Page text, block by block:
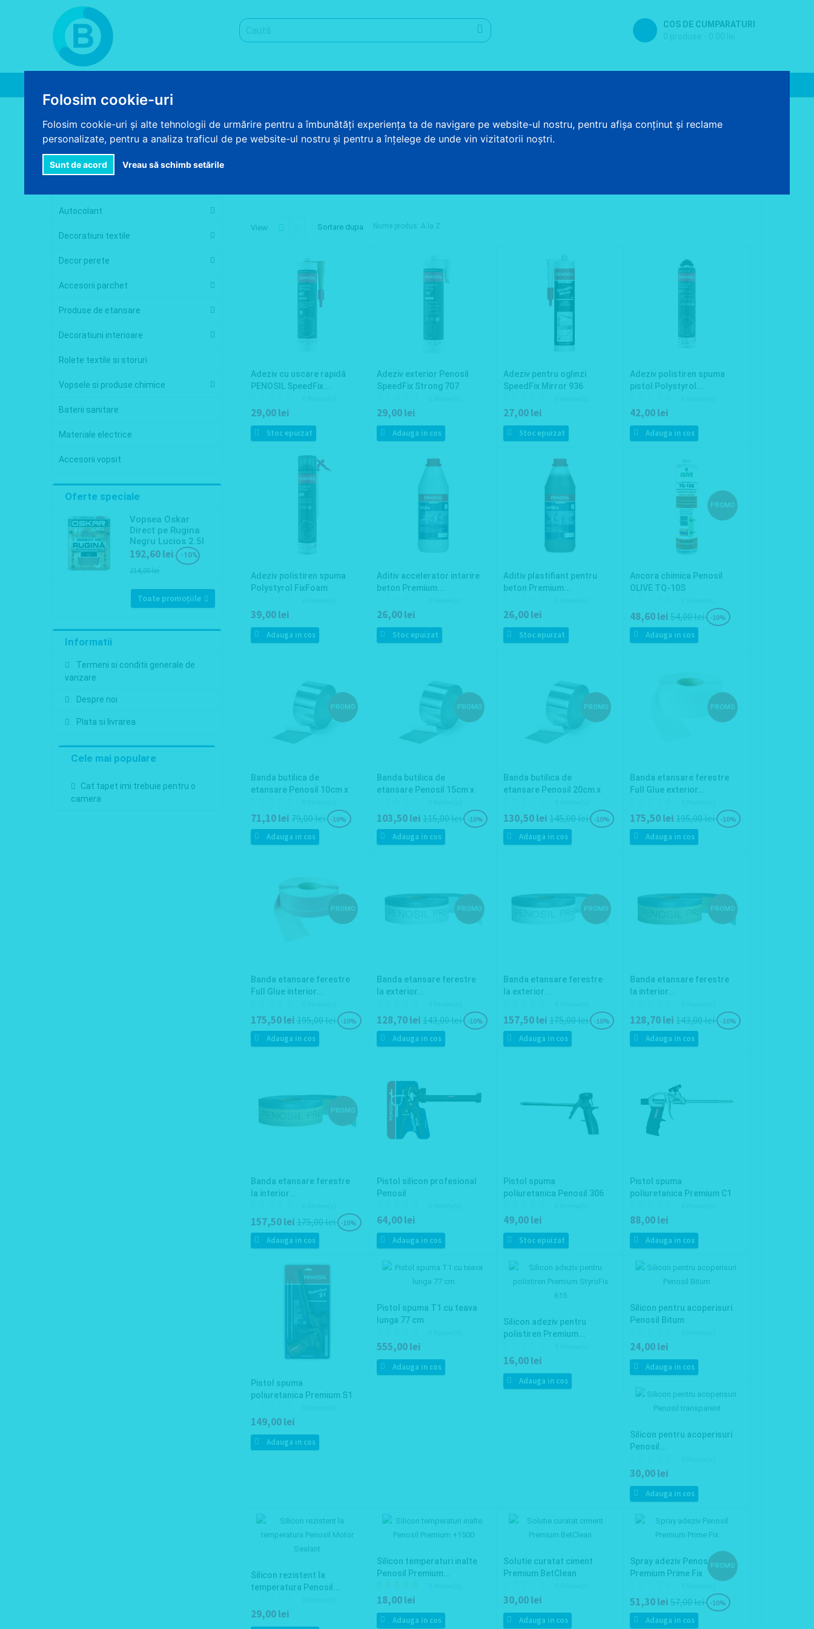
Folosim cookie-uri
Folosim cookie-uri și alte tehnologii de urmărire pentru a îmbunătăți experiența ta de navigare pe website-ul nostru, pentru afișa conținut și reclame
personalizate, pentru a analiza traficul de pe website-ul nostru și pentru a înțelege de unde vin vizitatorii noștri.
Sunt de acord Vreau să schimb setările
COS DE CUMPARATURI
Categorii
Tapet
Autocolant
Decoratiuni textile
Decor perete
Accesorii parchet
Produse de etansare
Decoratiuni interioare
Rolete textile si storuri
Vopsele si produse chimice
Baterii sanitare
Materiale electrice
Accesorii vopsit
Oferte speciale
Vopsea Oskar
Direct pe Rugina
Negru Lucios 2.5l
192,60 lei -10%
214,00 lei
Toate promoțiile
Informatii
Termeni si conditii generale de
vanzare
Despre noi
Plata si livrarea
Cele mai populare
Cat tapet imi trebuie pentru o
camera
Lista produselor producatorului PENOSIL
View: Sortare dupa Nume produs: A la Z
Adeziv cu uscare rapidă
PENOSIL SpeedFix...
29,00 lei
Stoc epuizat
Adeziv exterior Penosil
SpeedFix Strong 707
29,00 lei
Adauga in cos
Adeziv pentru oglinzi
SpeedFix Mirror 936
27,00 lei
Stoc epuizat
Adeziv polistiren spuma
pistol Polystyrol...
42,00 lei
Adauga in cos
Adeziv polistiren spuma
Polystyrol FixFoam
39,00 lei
Adauga in cos
Aditiv accelerator intarire
beton Premium...
26,00 lei
Stoc epuizat
Aditiv plastifiant pentru
beton Premium...
26,00 lei
Stoc epuizat
PROMO
Ancora chimica Penosil
OLIVE TQ-10S
48,60 lei54,00 lei -10%
Adauga in cos
PROMO
Banda butilica de
etansare Penosil 10cm x
71,10 lei 79,00 lei -10%
Adauga in cos
PROMO
Banda butilica de
etansare Penosil 15cm x
103,50 lei 115,00 lei -10%
Adauga in cos
PROMO
Banda butilica de
etansare Penosil 20cm x
130,50 lei 145,00 lei -10%
Adauga in cos
PROMO
Banda etansare ferestre
Full Glue exterior...
175,50 lei195,00 lei -10%
Adauga in cos
PROMO
Banda etansare ferestre
Full Glue interior...
175,50 lei 195,00 lei -10%
Adauga in cos
PROMO
Banda etansare ferestre
la exterior...
128,70 lei 143,00 lei -10%
Adauga in cos
PROMO
Banda etansare ferestre
la exterior...
157,50 lei 175,00 lei -10%
Adauga in cos
PROMO
Banda etansare ferestre
la interior...
128,70 lei143,00 lei -10%
Adauga in cos
PROMO
Banda etansare ferestre
la interior...
157,50 lei 175,00 lei -10%
Adauga in cos
Pistol silicon profesional
Penosil
64,00 lei
Adauga in cos
Pistol spuma
poliuretanica Penosil 306
49,00 lei
Stoc epuizat
Pistol spuma
poliuretanica Premium C1
88,00 lei
Adauga in cos
Pistol spuma
poliuretanica Premium S1
149,00 lei
Adauga in cos
Pistol spuma T1 cu teava
lunga 77 cm
555,00 lei
Adauga in cos
Silicon adeziv pentru
polistiren Premium...
16,00 lei
Adauga in cos
Silicon pentru acoperisuri
Penosil Bitum
24,00 lei
Adauga in cos
Silicon pentru acoperisuri
Penosil...
30,00 lei
Adauga in cos
Silicon rezistent la
temperatura Penosil...
29,00 lei
Silicon temperaturi inalte
Penosil Premium...
18,00 lei
Adauga in cos
Solutie curatat ciment
Premium BetClean
30,00 lei
Adauga in cos
PROMO
Spray adeziv Penosil
Premium Prime Fix
51,30 lei57,00 lei -10%
Adauga in cos